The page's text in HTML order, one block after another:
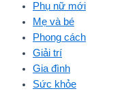
Phụ nữ mới
Mẹ và bé
Phong cách
Giải trí
Gia đình
Sức khỏe